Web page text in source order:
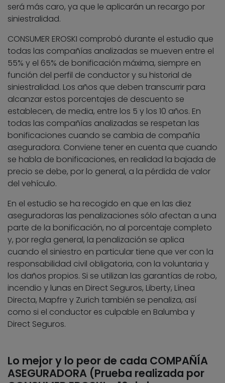
será más caro, ya que le aplicarán un recargo por
siniestralidad.
CONSUMER EROSKI comprobó durante el estudio que
todas las compañías analizadas se mueven entre el
55% y el 65% de bonificación máxima, siempre en
función del perfil de conductor y su historial de
siniestralidad. Los años que deben transcurrir para
alcanzar estos porcentajes de descuento se
establecen, de media, entre los 5 y los 10 años. En
todas las compañías analizadas se respetan las
bonificaciones cuando se cambia de compañía
aseguradora. Conviene tener en cuenta que cuando
se habla de bonificaciones, en realidad la bajada de
precio se debe, por lo general, a la pérdida de valor
del vehículo.
En el estudio se ha recogido en que en las diez
aseguradoras las penalizaciones sólo afectan a una
parte de la bonificación, no al porcentaje completo
y, por regla general, la penalización se aplica
cuando el siniestro en particular tiene que ver con la
responsabilidad civil obligatoria, con la voluntaria y
los daños propios. Si se utilizan las garantías de robo,
incendio y lunas en Direct Seguros, Liberty, Línea
Directa, Mapfre y Zurich también se penaliza, así
como si el conductor es culpable en Balumba y
Direct Seguros.
Lo mejor y lo peor de cada COMPAÑÍA
ASEGURADORA (Prueba realizada por